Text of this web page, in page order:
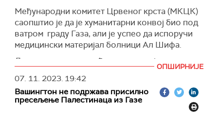
Упозорио је да све чешћи напади Хезболаха
на Израел имају за циљ да пошаљу јасан сигнал
израелском руководству да ће проширење
копнене операције у Гази имати озбиљне
последице.
"Ако Израел и САД наставе на овај начин са
својом агресијом, ескалирају агресију и
погоршају ситуацију, то ће довести до потпуне
конфронтације", упозорио је Касем.
Међународни комитет Црвеног крста (МКЦК)
саопштио је да је хуманитарни конвој био под
ватром граду Газа, али је успео да испоручи
медицински материјал болници Ал Шифа.
Два камиона су оштећена, а возач је лакше
(Ројтерс)
ОПШИРНИЈЕ
07. 11. 2023. 19:42
Вашингтон не подржава присилно
пресељење Палестинаца из Газе